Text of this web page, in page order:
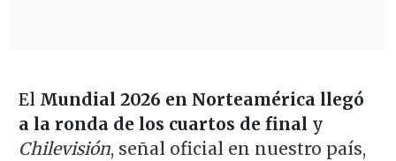
El Mundial 2026 en Norteamérica llegó
a la ronda de los cuartos de final y
Chilevisión, señal oficial en nuestro país,